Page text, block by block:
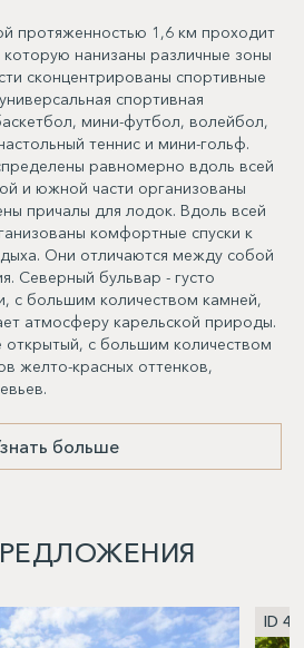
протяженностью 1,6 км проходит
нанизаны различные зоны
сконцентрированы спортивные
спортивная
мини-футбол, волейбол,
теннис и мини-гольф.
равномерно вдоль всей
и южной части организованы
причалы для лодок. Вдоль всей
комфортные спуски к
Они отличаются между собой
Северный бульвар - густо
с большим количеством камней,
атмосферу карельской природы.
с большим количеством
желто-красных оттенков,
больше
ID